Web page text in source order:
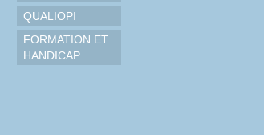
QUALIOPI
FORMATION ET
HANDICAP